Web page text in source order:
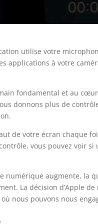
utilise votre
applications à votre
fondamental et au
donnons plus de
de votre écran chaque
vous pouvez voir
numérique augmente, la
La décision d’Apple
nous pouvons nous